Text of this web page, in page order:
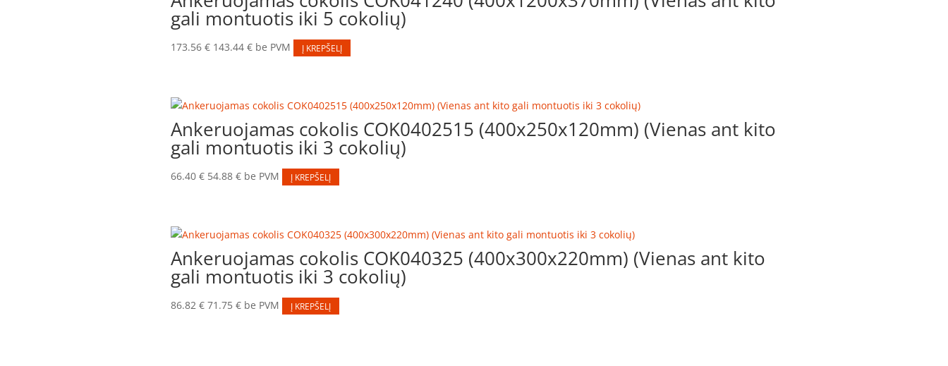
gali montuotis iki 5 cokolių)
173.56 € 143.44 €be PVM Į KREPŠELĮ
Ankeruojamas cokolis COK0402515 (400x250x120mm) (Vienas ant kito
gali montuotis iki 3 cokolių)
66.40 € 54.88 €be PVM Į KREPŠELĮ
Ankeruojamas cokolis COK040325 (400x300x220mm) (Vienas ant kito
gali montuotis iki 3 cokolių)
86.82 € 71.75 €be PVM Į KREPŠELĮ